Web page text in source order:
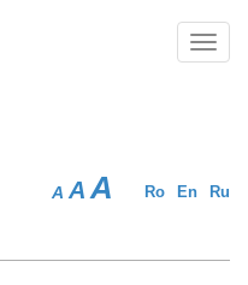
Ro En Ru
A A A